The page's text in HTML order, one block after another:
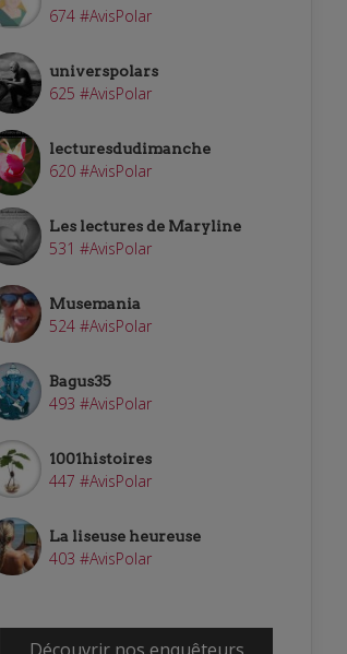
674 #AvisPolar
universpolars
625 #AvisPolar
lecturesdudimanche
620 #AvisPolar
Les lectures de Maryline
531 #AvisPolar
Musemania
524 #AvisPolar
Bagus35
493 #AvisPolar
1001histoires
447 #AvisPolar
La liseuse heureuse
403 #AvisPolar